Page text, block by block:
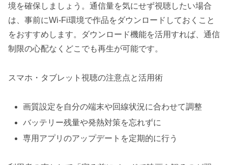
境を確保しましょう。通信量を気にせず視聴したい場合
は、事前にWi-Fi環境で作品をダウンロードしておくこと
をおすすめします。ダウンロード機能を活用すれば、通信
制限の心配なくどこでも再生が可能です。
スマホ・タブレット視聴の注意点と活用術
画質設定を自分の端末や回線状況に合わせて調整
バッテリー残量や発熱対策を忘れずに
専用アプリのアップデートを定期的に行う